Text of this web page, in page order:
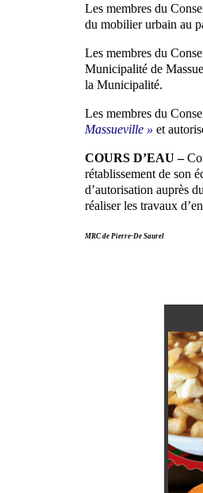
Les membres du
du mobilier urbain au
Les membres du
Municipalité de
la Municipalité.
Les membres du
Massueville » et
COURS D’EAU –
rétablissement de son
d’autorisation auprès
réaliser les travaux
MRC de Pierre-De Saurel